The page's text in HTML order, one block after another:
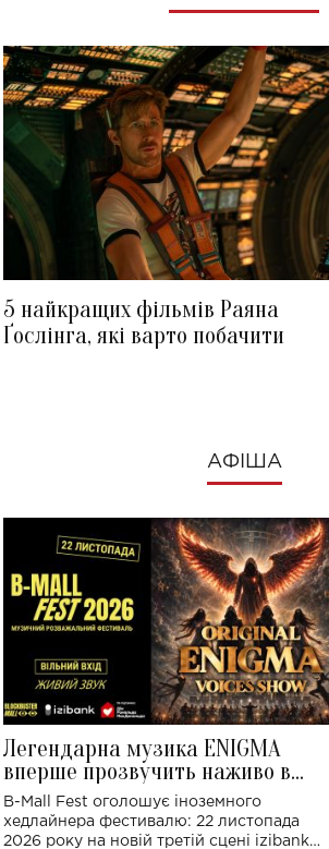
5 найкращих фільмів Раяна
Ґослінга, які варто побачити
АФІША
Легендарна музика ENIGMA
вперше прозвучить наживо в
Україні: де відбудеться концерт
B-Mall Fest оголошує іноземного
хедлайнера фестивалю: 22 листопада
2026 року на новій третій сцені izibank